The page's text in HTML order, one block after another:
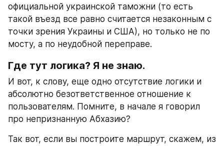
официальной украинской таможни (то есть
такой въезд все равно считается незаконным с
точки зрения Украины и США), но только не по
мосту, а по неудобной переправе.
Где тут логика? Я не знаю.
И вот, к слову, еще одно отсутствие логики и
абсолютно безответственное отношение к
пользователям. Помните, в начале я говорил
про непризнанную Абхазию?
Так вот, если вы построите маршрут, скажем, из